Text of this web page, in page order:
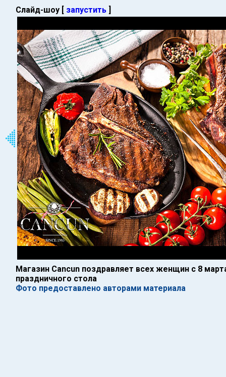
Слайд-шоу [ запустить ]
Магазин Cancun поздравляет всех женщин с 8
праздничного стола
Фото предоставлено авторами материала